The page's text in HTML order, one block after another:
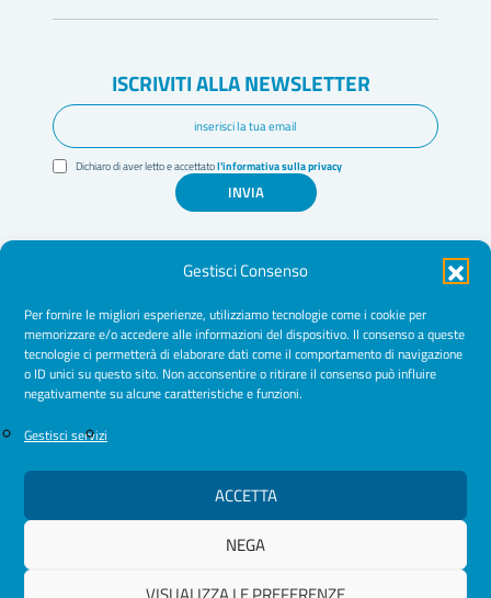
Gestisci Consenso
Per fornire le migliori esperienze, utilizziamo tecnologie come i cookie per
memorizzare e/o accedere alle informazioni del dispositivo. Il consenso a queste
tecnologie ci permetterà di elaborare dati come il comportamento di navigazione
o ID unici su questo sito. Non acconsentire o ritirare il consenso può influire
negativamente su alcune caratteristiche e funzioni.
Gestisci servizi
ACCETTA
NEGA
ISCRIVITI ALLA NEWSLETTER
Dichiaro di aver letto e accettatol'informativa sulla privacy
INVIA
© 2026 Ordine Psicologhe e Psicologi Puglia
Amministrazione Trasparente
Normative
Cookie Policy
Privacy Policy